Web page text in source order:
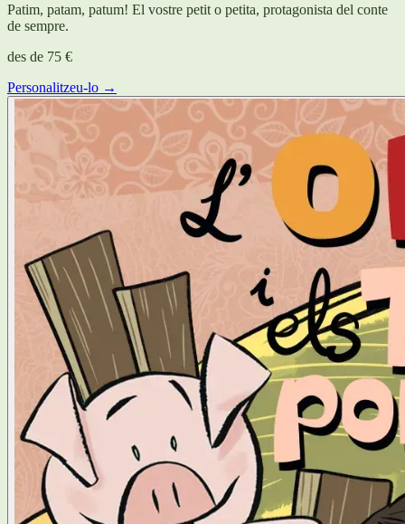
Patim, patam, patum! El vostre petit o petita, protagonista del conte
de sempre.
des de 75 €
Personalitzeu-lo →